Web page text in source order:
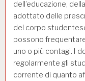
dell’educazione,
adottato delle
del corpo
possono
uno o più contagi. I
regolarmente gli
corrente di quanto